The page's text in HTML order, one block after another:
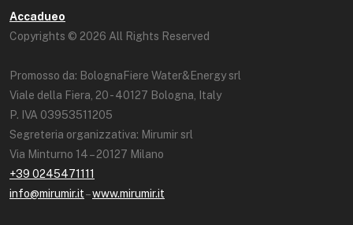
Accadueo
Copyrights © 2026 All Rights Reserved
Promosso da: BolognaFiere Water&Energy srl
Viale della Fiera, 20 - 40127 Bologna, Italy
P. IVA 03953511205
Segreteria organizzativa: Mirumir srl
Via Minturno 14 – 20127 Milano
+39 0245471111
info@mirumir.it–www.mirumir.it